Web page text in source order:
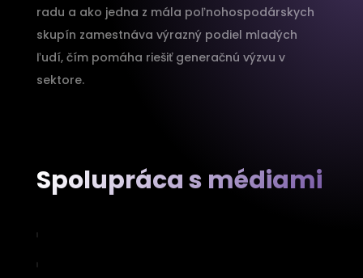
radu a ako jedna z mála poľnohospodárskych
skupín zamestnáva výrazný podiel mladých
ľudí, čím pomáha riešiť generačnú výzvu v
sektore.
Spolupráca s médiami